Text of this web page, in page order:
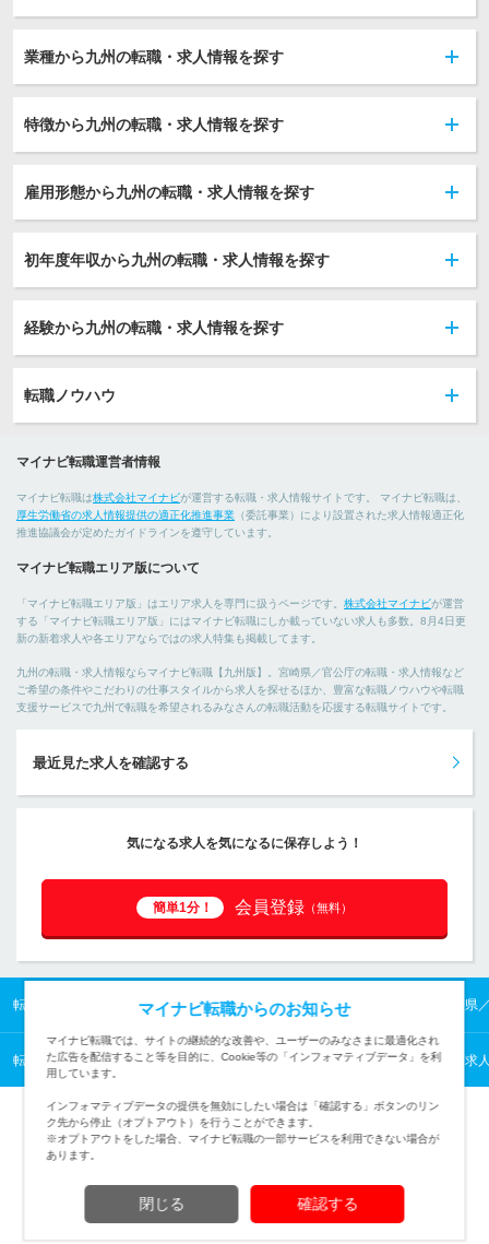
業種から九州の転職・求人情報を探す
特徴から九州の転職・求人情報を探す
雇用形態から九州の転職・求人情報を探す
初年度年収から九州の転職・求人情報を探す
経験から九州の転職・求人情報を探す
転職ノウハウ
マイナビ転職運営者情報
マイナビ転職は株式会社マイナビが運営する転職・求人情報サイトです。 マイナビ転職は、
厚生労働省の求人情報提供の適正化推進事業 （委託事業）により設置された求人情報適正化
推進協議会が定めたガイドラインを遵守しています。
マイナビ転職エリア版について
「マイナビ転職エリア版」はエリア求人を専門に扱うページです。 株式会社マイナビが運営
する「マイナビ転職エリア版」にはマイナビ転職にしか載っていない求人も多数。8月4日更
新の新着求人や各エリアならではの求人特集も掲載してます。
九州の転職・求人情報ならマイナビ転職【九州版】。宮崎県／官公庁の転職・求人情報など
ご希望の条件やこだわりの仕事スタイルから求人を探せるほか、豊富な転職ノウハウや転職
支援サービスで九州で転職を希望されるみなさんの転職活動を応援する転職サイトです。
最近見た求人を確認する
気になる求人を気になるに保存しよう！
簡単1分！ 会員登録 （無料）
転職TOP 九州の転職・求人情報TOP 宮崎県の転職・求人情報TOP 宮崎県
転職TOP 業種から探す 公的機関の転職・求人情報一覧 官公庁の転職・求
(c) Mynavi Corporation
マイナビ転職からのお知らせ
マイナビ転職では、サイトの継続的な改善や、ユーザーのみなさまに最適化され
た広告を配信すること等を目的に、Cookie等の「インフォマティブデータ」を利
用しています。
インフォマティブデータの提供を無効にしたい場合は「確認する」ボタンのリン
ク先から停止（オプトアウト）を行うことができます。
※オプトアウトをした場合、マイナビ転職の一部サービスを利用できない場合が
あります。
閉じる 確認する